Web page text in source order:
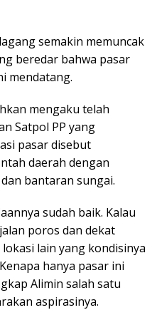
semakin memuncak
beredar bahwa pasar
mendatang.
mengaku telah
Satpol PP yang
pasar disebut
daerah dengan
bantaran sungai.
sudah baik. Kalau
poros dan dekat
lain yang kondisinya
hanya pasar ini
Alimin salah satu
aspirasinya.